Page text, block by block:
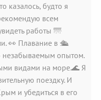
казалось, будто я
всем
работы 🌁
👀 Плавание в 🛳️
незабываемым опытом.
видами на море.🌊 Я
поездку. И
и убедиться в его